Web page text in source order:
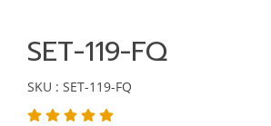
SET-119-FQ
SKU : SET-119-FQ